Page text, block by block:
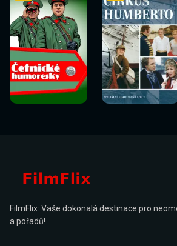
FilmFlix: Vaše dokonalá destinace pro
a pořadů!